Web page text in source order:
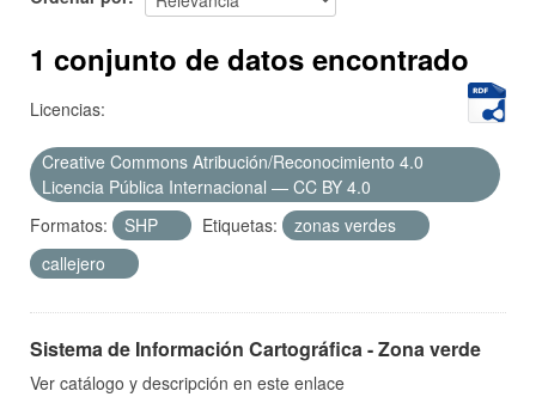
Acerca de
1 conjunto de datos encontrado
Licencias:
Creative Commons Atribución/Reconocimiento 4.0
Licencia Pública Internacional — CC BY 4.0
Formatos:
SHP Etiquetas:
zonas verdes
callejero
Sistema de Información Cartográfica - Zona verde
Ver catálogo y descripción en este enlace